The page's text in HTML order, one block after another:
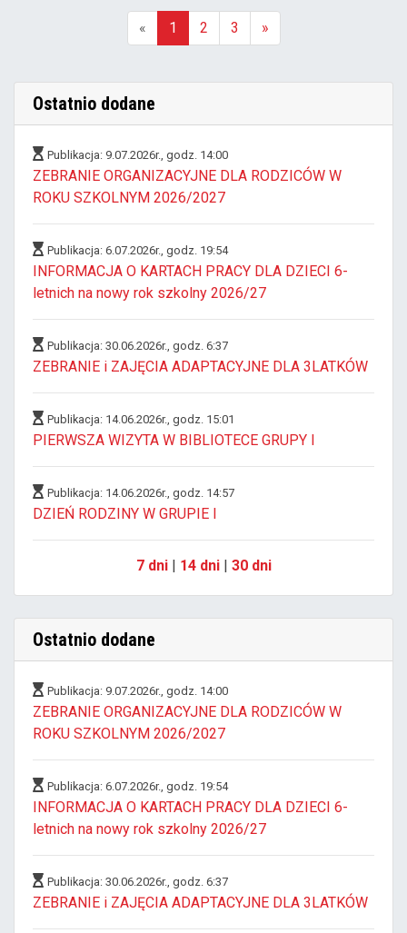
«
1
2 3 »
Ostatnio dodane
Publikacja: 9.07.2026r., godz. 14:00
ZEBRANIE ORGANIZACYJNE DLA RODZICÓW W
ROKU SZKOLNYM 2026/2027
Publikacja: 6.07.2026r., godz. 19:54
INFORMACJA O KARTACH PRACY DLA DZIECI 6-
letnich na nowy rok szkolny 2026/27
Publikacja: 30.06.2026r., godz. 6:37
ZEBRANIE i ZAJĘCIA ADAPTACYJNE DLA 3LATKÓW
Publikacja: 14.06.2026r., godz. 15:01
PIERWSZA WIZYTA W BIBLIOTECE GRUPY I
Publikacja: 14.06.2026r., godz. 14:57
DZIEŃ RODZINY W GRUPIE I
7 dni| 14 dni| 30 dni
Ostatnio dodane
Publikacja: 9.07.2026r., godz. 14:00
ZEBRANIE ORGANIZACYJNE DLA RODZICÓW W
ROKU SZKOLNYM 2026/2027
Publikacja: 6.07.2026r., godz. 19:54
INFORMACJA O KARTACH PRACY DLA DZIECI 6-
letnich na nowy rok szkolny 2026/27
Publikacja: 30.06.2026r., godz. 6:37
ZEBRANIE i ZAJĘCIA ADAPTACYJNE DLA 3LATKÓW